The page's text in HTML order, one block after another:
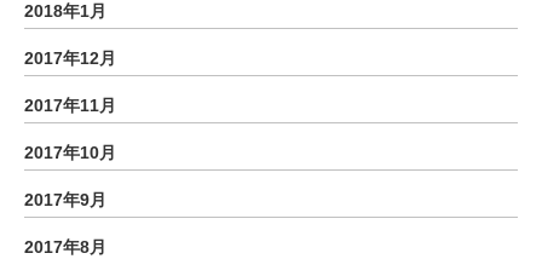
2018年1月
2017年12月
2017年11月
2017年10月
2017年9月
2017年8月